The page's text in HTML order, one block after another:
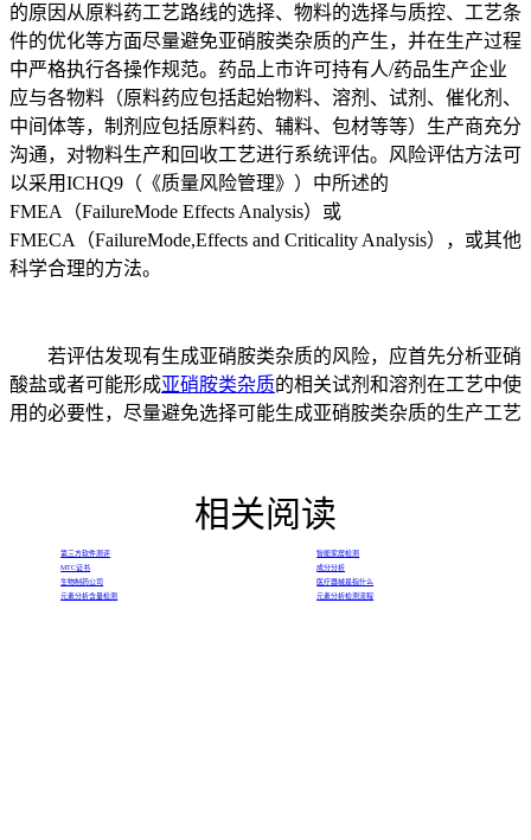
的原因从原料药工艺路线的选择、物料的选择与质控、工艺条
件的优化等方面尽量避免亚硝胺类杂质的产生，并在生产过程
中严格执行各操作规范。药品上市许可持有人/药品生产企业
应与各物料（原料药应包括起始物料、溶剂、试剂、催化剂、
中间体等，制剂应包括原料药、辅料、包材等等）生产商充分
沟通，对物料生产和回收工艺进行系统评估。风险评估方法可
以采用ICHQ9（《质量风险管理》）中所述的
FMEA（FailureMode Effects Analysis）或
FMECA（FailureMode,Effects and Criticality Analysis），或其他
科学合理的方法。
若评估发现有生成亚硝胺类杂质的风险，应首先分析亚硝
酸盐或者可能形成亚硝胺类杂质的相关试剂和溶剂在工艺中使
用的必要性，尽量避免选择可能生成亚硝胺类杂质的生产工艺
相关阅读
第三方软件测评
智能家居检测
MTC证书
成分分析
生物制药公司
医疗器械是指什么
元素分析含量检测
元素分析检测流程